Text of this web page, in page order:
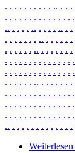
. . . . . . . . . . .. . . .
. . . . . . . . . . . . . . .
.. . . . . .. . . . . .. . .
. . . . . . . .. . . . . . .
. . . . . . .. . . . . . . .
. . . . . . . . . . . . . . .
. . . . . . . . . . . . . . .
. . . . . . .. . . . . . . .
. . . . . . . . . . . . . . .
. . . . . . . . . . . . . . .
. . . . . . . . . . . . . . .
.. . . . . . . . . . . . . .
Weiterlesen